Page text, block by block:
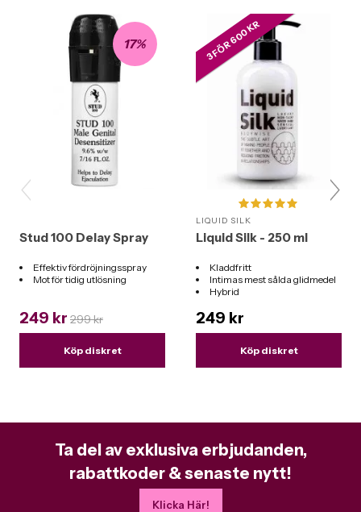
17%
Stud 100 Delay Spray
Effektiv fördröjningsspray
Mot för tidig utlösning
249 kr 299 kr
Köp diskret
3 FÖR 600 KR
LIQUID SILK
Liquid Silk - 250 ml
Kladdfritt
Intimas mest sålda glidmedel
Hybrid
249 kr
Köp diskret
Ta del av exklusiva erbjudanden,
rabattkoder & senaste nytt!
Klicka Här!